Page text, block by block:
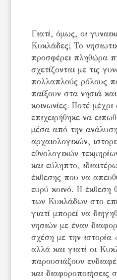
Γιατί, όμως, οι
Κυκλάδες; Το
προσφέρει πληθώρα
σχετίζονται με τις
πολλαπλούς ρόλους
παίξουν στα νησιά και
κοινωνίες. Ποτέ
επιχειρήθηκε να
μέσα από την
αρχαιολογικών,
εθνολογικών
και εύληπτο,
έκθεσης που να
ευρύ κοινό. Η έκθεση
των Κυκλάδων στο
γιατί μπορεί να
νησιών με έναν
σχέση με την
αλλά και γιατί οι
παρουσιάζουν
και διαφοροποιήσεις